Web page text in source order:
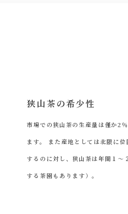
狭山茶の希少性
市場での狭山茶の生産量は僅か2
ます。 また産地としては北限に
するのに対し、狭山茶は年間１
する茶園もあります）。